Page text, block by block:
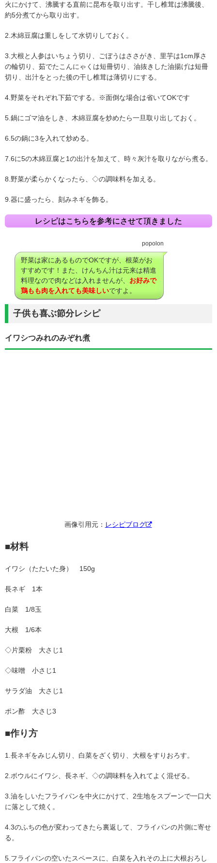
火にかけて、沸騰する直前に昆布を取り出す。干し椎茸は沸騰後、
約5分煮てから取り出す。
2.木綿豆腐は重しをして水切りしておく。
3.大根と人参はいちょう切り、ごぼうはささがき、里芋は1cm厚さ
の輪切り、茹でたこんにゃくは短冊切り、油抜きした油揚げは短冊
切り、出汁をとった後の干し椎茸は薄切りにする。
4.野菜をそれぞれ下茹でする。※面倒な場合は省いてOKです
5.鍋にゴマ油をしき、木綿豆腐を炒めたら一旦取り出しておく。
6.5の鍋に3を入れて炒める。
7.6に5の木綿豆腐と1の出汁を加えて、時々灰汁を取りながら煮る。
8.野菜が柔らかくなったら、◇の調味料を加える。
9.器に盛ったら、刻みネギを飾る。
レシピはこちらを参考にさせて頂きました
popolon
野菜は家にあるものでOKですが、根菜がお
すすめです！また、けんちん汁は元来は精進
料理なので肉などは入れませんが、 お好みで
鶏もも肉を入れても美味しいですよ。
子供も喜ぶ節分レシピ
イワシつみれのみぞれ煮
画像引用元： レシピブログ
■材料
イワシ（たたいた身） 150g
長ネギ 1本
白菜 1/8玉
大根 1/6本
◇片栗粉 大さじ1
◇味噌 小さじ1
サラダ油 大さじ1
ポン酢 大さじ3
■作り方
1.長ネギをみじん切り、白菜をざく切り、大根をすりおろす。
2.ボウルにイワシ、長ネギ、◇の調味料を入れてよく混ぜる。
3.油をしいたフライパンを中火にかけて、2生地をスプーンで一口大
に落として焼く。
4.3のふちの色が変わってきたら裏返して、フライパンの片側に寄せ
る。
5.フライパンの空いたスペースに、白菜を入れその上に大根おろし